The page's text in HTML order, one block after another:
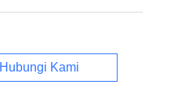
Hubungi Kami